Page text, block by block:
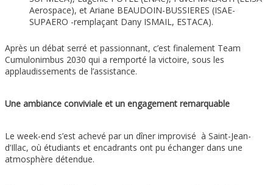
Aerospace), et Ariane BEAUDOIN-BUSSIERES (ISAE-
SUPAERO -remplaçant Dany ISMAIL, ESTACA).
Après un débat serré et passionnant, c’est finalement Team
Cumulonimbus 2030 qui a remporté la victoire, sous les
applaudissements de l’assistance.
Une ambiance conviviale et un engagement remarquable
Le week-end s’est achevé par un dîner improvisé à Saint-Jean-
d’Illac, où étudiants et encadrants ont pu échanger dans une
atmosphère détendue.